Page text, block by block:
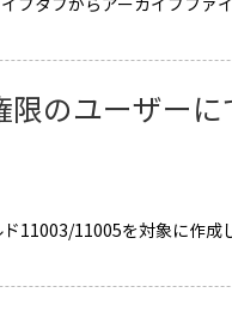
限のユーザー
11003/11005を対象に作